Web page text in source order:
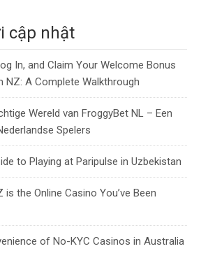
cập nhật
In, and Claim Your Welcome Bonus
NZ: A Complete Walkthrough
Wereld van FroggyBet NL – Een
Spelers
to Playing at Paripulse in Uzbekistan
is the Online Casino You’ve Been
of No-KYC Casinos in Australia